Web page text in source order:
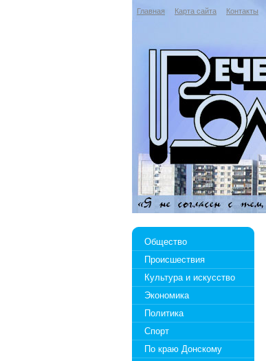
Главная Карта сайта Контакты
Общество
Происшествия
Культура и искусство
Экономика
Политика
Спорт
По краю Донскому